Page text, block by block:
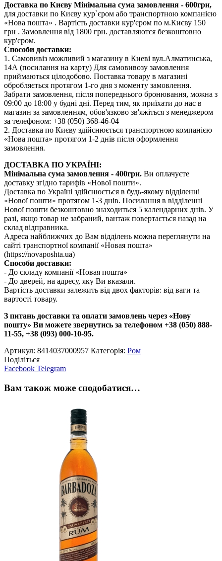
Доставка по Києву Мінімальна сума замовлення - 600грн,
для доставки по Києву кур`єром або транспортною компанією
«Нова пошта» . Вартість доставки кур'єром по м.Києву 150
грн . Замовлення від 1800 грн. доставляются безкоштовно
кур'єром.
Способи доставки:
1. Самовивіз можливий з магазину в Киеві вул.Алматинська,
14А (посилання на карту) Для самовивозу замовлення
приймаються цілодобово. Поставка товару в магазині
обробляється протягом 1-го дня з моменту замовлення.
Забрати замовлення, після попереднього бронювання, можна з
09:00 до 18:00 у будні дні. Перед тим, як приїхати до нас в
магазин за замовленням, обов'язково зв'яжіться з менеджером
за телефоном: +38 (050) 368-46-04
2. Доставка по Києву здійснюється транспортною компанією
«Нова пошта» протягом 1-2 днів після оформлення
замовлення.
ДОСТАВКА ПО УКРАЇНІ:
Мінімальна сума замовлення - 400грн. Ви оплачуєте
доставку згідно тарифів «Нової пошти».
Доставка по Україні здійснюється в будь-якому відділенні
«Нової пошти» протягом 1-3 днів. Посилання в відділенні
Нової пошти безкоштовно знаходиться 5 календарних днів. У
разі, якщо товар не забраний, вантаж повертається назад на
склад відправника.
Адреса найближчих до Вам відділень можна переглянути на
сайті транспортної компанії «Новая пошта»
(https://novaposhta.ua)
Способи доставки:
- До складу компанії «Новая пошта»
- До дверей, на адресу, яку Ви вказали.
Вартість доставки залежить від двох факторів: від ваги та
вартості товару.
З питань доставки та оплати замовлень через «Нову
пошту» Ви можете звернутись за телефоном +38 (050) 888-
11-55, +38 (093) 000-10-95.
Артикул: 8414037000957 Категорія: Ром
Поділіться
Facebook Telegram
Вам також може сподобатися…